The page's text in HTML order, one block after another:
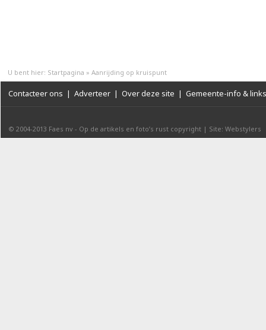
U bent hier: Startpagina » Aanrijding op kruispunt
Contacteer ons | Adverteer | Over deze site | Gemeente-info & links
© 2004-2013 Faes nv - Op de artikels en foto’s rust copyright | Site: Webstylers